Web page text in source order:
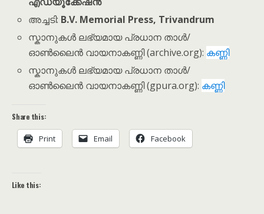
അച്ചടി: B.V. Memorial Press, Trivandrum
സ്കാനുകൾ ലഭ്യമായ പ്രധാന താൾ/
ഓൺലൈൻ വായനാകണ്ണി (archive.org): കണ്ണി
സ്കാനുകൾ ലഭ്യമായ പ്രധാന താൾ/
ഓൺലൈൻ വായനാകണ്ണി (gpura.org): കണ്ണി
Share this:
Print Email Facebook
Like this: